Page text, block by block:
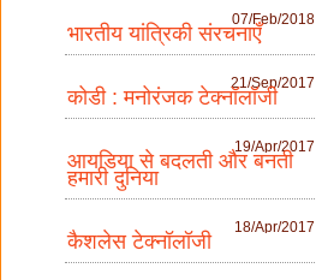
07/Feb/2018
भारतीय यांत्रिकी संरचनाएँ
21/Sep/2017
कोडी : मनोरंजक टेक्नॉलॉजी
19/Apr/2017
आयडिया से बदलती और बनती
हमारी दुनिया
18/Apr/2017
कैशलेस टेक्नॉलॉजी